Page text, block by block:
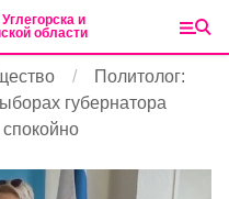
и
области
Политолог:
губернатора